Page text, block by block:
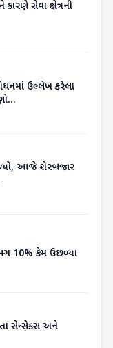
સેવા ક્ષેત્રની
ઉલ્લેખ કરેલા
આજે શેરબજાર
10% કેમ ઉછળ્યા
સેન્સેક્સ અને